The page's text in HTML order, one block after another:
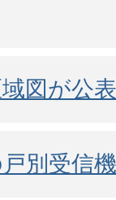
図が公
別受信